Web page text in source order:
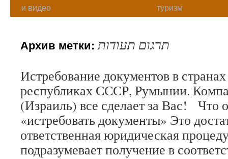
и видео
туризм
Архив метки:תרגום תעודות
Истребование документов в
республиках СССР, Румынии.
(Израиль) все сделает за Вас! Что
«истребовать документы» Это
ответственная юридическая
подразумевает получение в